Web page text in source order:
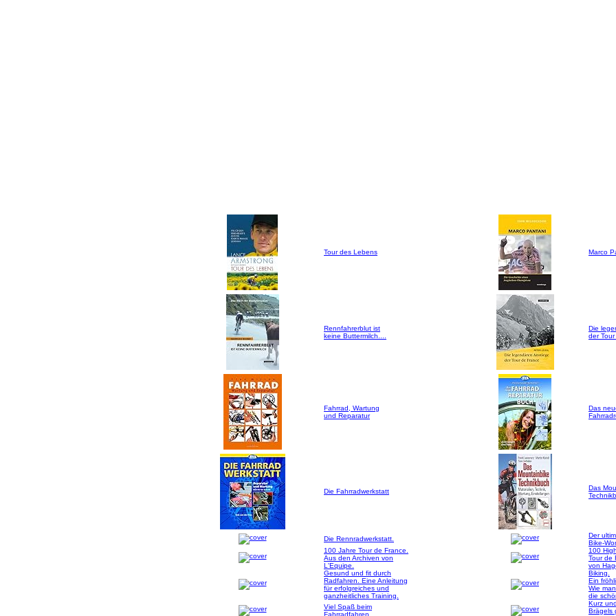
Tour des Lebens Marco
Rennfahrerblut ist
keine Buttermilch....
Die
der
Fahrrad, Wartung
und Reparatur
Das
Die Fahrradwerkstatt
Das
Die Rennradwerkstatt.
Der
Bike-
100 Jahre Tour de France.
Aus den Archiven von
L'Equipe.
100
Tour de
von
Gesund und fit durch
Radfahren. Eine Anleitung
für erfolgreiches und
ganzheitliches Training.
Biking.
Ein
Wie
die
Viel Spaß beim
Fahrradfahren.
Kurz
Brägels